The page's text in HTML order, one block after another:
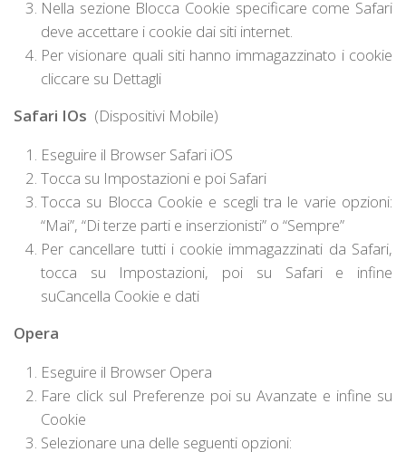
Nella sezione Blocca Cookie specificare come Safari
deve accettare i cookie dai siti internet.
Per visionare quali siti hanno immagazzinato i cookie
cliccare su Dettagli
Safari IOs (Dispositivi Mobile)
Eseguire il Browser Safari iOS
Tocca su Impostazioni e poi Safari
Tocca su Blocca Cookie e scegli tra le varie opzioni:
“Mai”, “Di terze parti e inserzionisti” o “Sempre”
Per cancellare tutti i cookie immagazzinati da Safari,
tocca su Impostazioni, poi su Safarie infine
suCancella Cookie e dati
Opera
Eseguire il Browser Opera
Fare click sul Preferenze poi su Avanzate e infine su
Cookie
Selezionare una delle seguenti opzioni: